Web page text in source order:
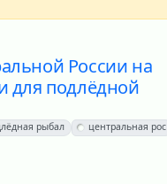
России на
для подлёдной
рыбал
центральная рос